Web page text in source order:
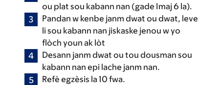
ou plat sou kabann nan (gade Imaj 6 la).
Pandan w kenbe janm dwat ou dwat, leve
li sou kabann nan jiskaske jenou w yo
flòch youn ak lòt
Desann janm dwat ou tou dousman sou
kabann nan epi lache janm nan.
Refè egzèsis la 10 fwa.